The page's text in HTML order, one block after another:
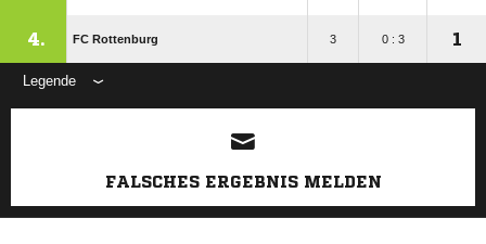
4. FC Rottenburg 3 0 : 3 1
Legende
ANZEIGE
FALSCHES ERGEBNIS MELDEN